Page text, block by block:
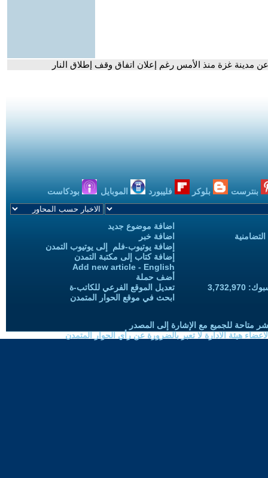
مدينة غزة منذ الأمس رغم إعلان اتفاق وقف إطلاق النار
بنترست بلوكر فليبورد الموبايل بودكاست
اضافة موضوع جديد
اضافة خبر
إضافة يوتيوب-فلم إلى يوتيوب التمدن
إضافة كتاب إلى مكتبة التمدن
Add new article - English
أضف حملة
تعديل الموقع الفرعي للكاتب-ة
ابحث في موقع الحوار المتمدن
متاحة للجميع مع الإشارة إلى المصدر
هيئة الادارة لا تعبر بالضرورة عن رأي الحوار المتمدن